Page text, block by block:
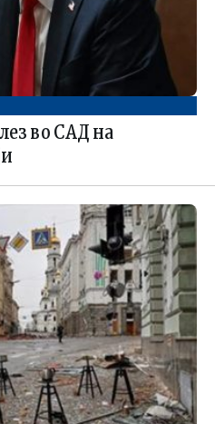
во САД на